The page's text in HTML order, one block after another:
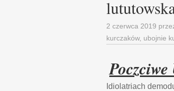
2 czerwca 2019
kurczaków, ubojnie
Idiolatriach